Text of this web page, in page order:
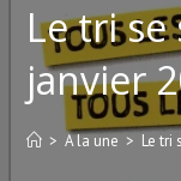
Le tri
janvier
> A la une > Le tri